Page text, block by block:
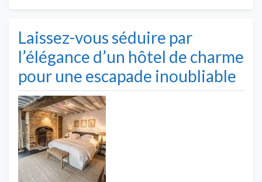
Laissez-vous séduire par
l’élégance d’un hôtel de charme
pour une escapade inoubliable